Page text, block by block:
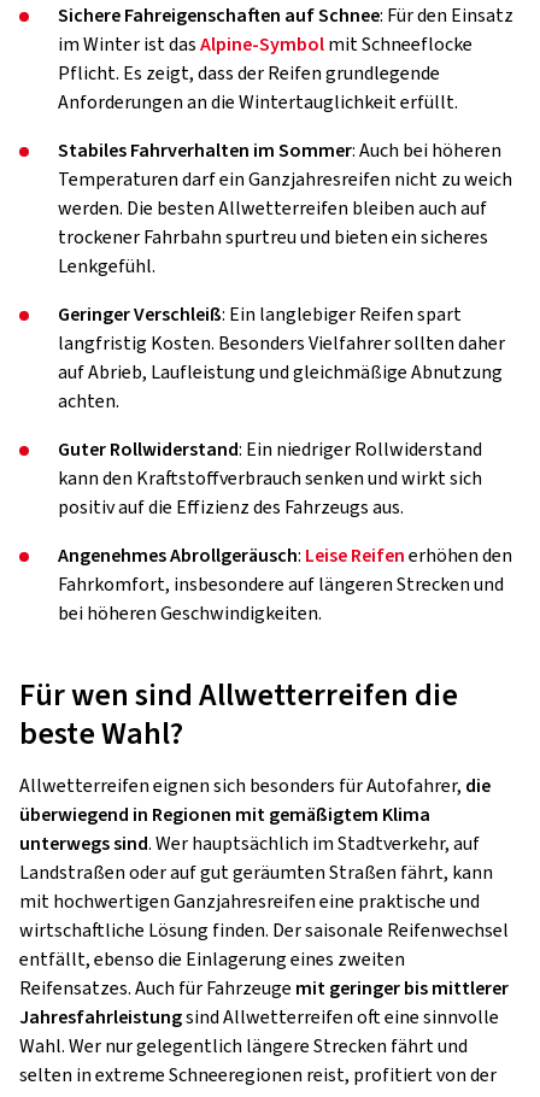
Sichere Fahreigenschaften auf Schnee: Für den Einsatz
im Winter ist dasAlpine-Symbolmit Schneeflocke
Pflicht. Es zeigt, dass der Reifen grundlegende
Anforderungen an die Wintertauglichkeit erfüllt.
Stabiles Fahrverhalten im Sommer: Auch bei höheren
Temperaturen darf ein Ganzjahresreifen nicht zu weich
werden. Die besten Allwetterreifen bleiben auch auf
trockener Fahrbahn spurtreu und bieten ein sicheres
Lenkgefühl.
Geringer Verschleiß: Ein langlebiger Reifen spart
langfristig Kosten. Besonders Vielfahrer sollten daher
auf Abrieb, Laufleistung und gleichmäßige Abnutzung
achten.
Guter Rollwiderstand: Ein niedriger Rollwiderstand
kann den Kraftstoffverbrauch senken und wirkt sich
positiv auf die Effizienz des Fahrzeugs aus.
Angenehmes Abrollgeräusch: Leise Reifenerhöhen den
Fahrkomfort, insbesondere auf längeren Strecken und
bei höheren Geschwindigkeiten.
Für wen sind Allwetterreifen die
beste Wahl?
Allwetterreifen eignen sich besonders für Autofahrer, die
überwiegend in Regionen mit gemäßigtem Klima
unterwegs sind. Wer hauptsächlich im Stadtverkehr, auf
Landstraßen oder auf gut geräumten Straßen fährt, kann
mit hochwertigen Ganzjahresreifen eine praktische und
wirtschaftliche Lösung finden. Der saisonale Reifenwechsel
entfällt, ebenso die Einlagerung eines zweiten
Reifensatzes. Auch für Fahrzeuge mit geringer bis mittlerer
Jahresfahrleistungsind Allwetterreifen oft eine sinnvolle
Wahl. Wer nur gelegentlich längere Strecken fährt und
selten in extreme Schneeregionen reist, profitiert von der